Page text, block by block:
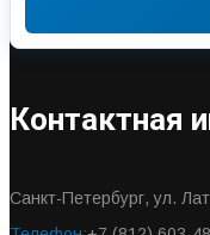
Контактная
Санкт-Петербург, ул.